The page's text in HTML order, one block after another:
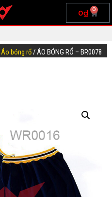
0₫ 0
Áo bóng rổ/ ÁO BÓNG RỔ – BR0078